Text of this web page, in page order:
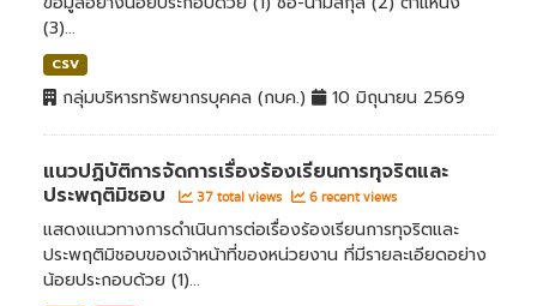
(3)...
CSV
กลุ่มบริหารทรัพยากรบุคคล (กบค.) 10 มิถุนายน 2569
แนวปฏิบัติการจัดการเรื่องร้องเรียนการทุจริตและ
ประพฤติมิชอบ
37 total views 6 recent views
แสดงแนวทางการดำเนินการต่อเรื่องร้องเรียนการทุจริตและ
ประพฤติมิชอบของเจ้าหน้าที่ของหน่วยงาน ที่มีรายละเอียดอย่าง
น้อยประกอบด้วย (1)...